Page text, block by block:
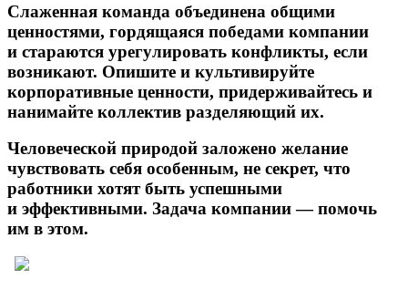
Слаженная команда объединена общими
ценностями, гордящаяся победами компании
и стараются урегулировать конфликты, если
возникают. Опишите и культивируйте
корпоративные ценности, придерживайтесь и
нанимайте коллектив разделяющий их.
Человеческой природой заложено желание
чувствовать себя особенным, не секрет, что
работники хотят быть успешными
и эффективными. Задача компании — помочь
им в этом.